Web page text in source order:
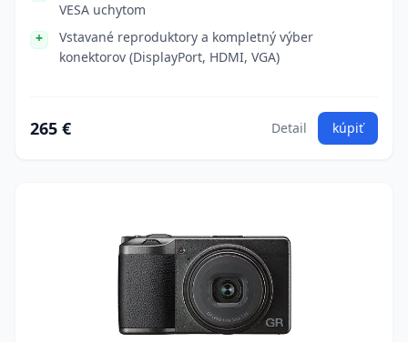
VESA uchytom
Vstavané reproduktory a kompletný výber
konektorov (DisplayPort, HDMI, VGA)
265 € Detail kúpiť